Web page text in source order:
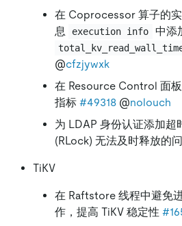
在 Coprocessor 算子的
息
execution info 中添
@cfzjywxk
在 Resource Control 面
指标 #49318 @nolouch
为 LDAP 身份认证添加超
(RLock) 无法及时释放的
TiKV
在 Raftstore 线程中避免
作，提高 TiKV 稳定性